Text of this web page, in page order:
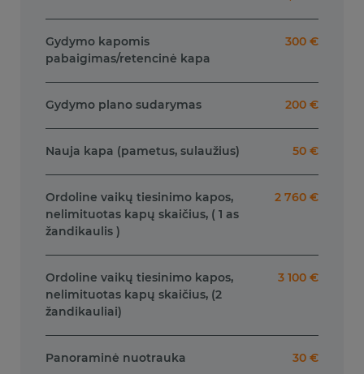
Gydymo kapomis
pabaigimas/retencinė kapa
300 €
Gydymo plano sudarymas 200 €
Nauja kapa (pametus, sulaužius) 50 €
Ordoline vaikų tiesinimo kapos,
nelimituotas kapų skaičius, ( 1 as
žandikaulis )
2 760 €
Ordoline vaikų tiesinimo kapos,
nelimituotas kapų skaičius, (2
žandikauliai)
3 100 €
Panoraminė nuotrauka 30 €